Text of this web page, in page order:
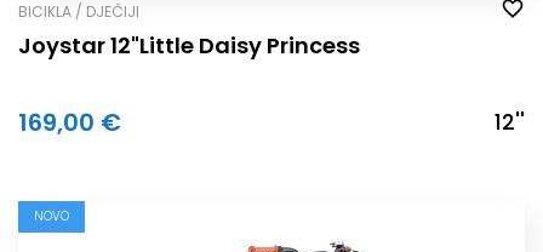
BICIKLA / DJEČIJI
Joystar 12"Little Daisy Princess
169,00 € 12''
NOVO